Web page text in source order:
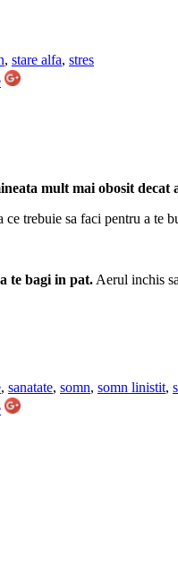
, stare alfa, stres
mult mai obosit decat
ce trebuie sa faci pentru a te
te bagi in pat. Aerul inchis
, sanatate, somn, somn linistit,